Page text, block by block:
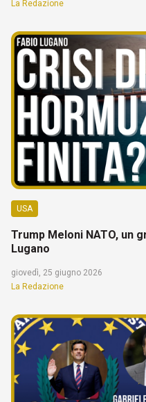
La Redazione
USA
Trump Meloni NATO, un
Lugano
giovedì, 25 giugno 2026
La Redazione